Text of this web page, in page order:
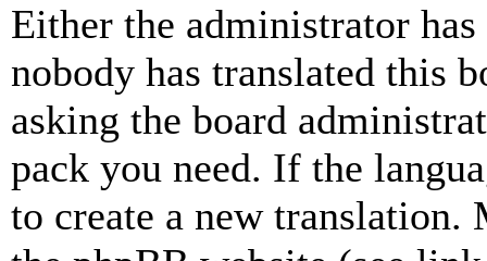
Either the administrator
nobody has translated this
asking the board
pack you need. If the
to create a new